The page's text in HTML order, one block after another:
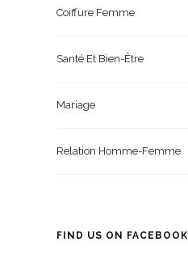
Coiffure Femme
Santé Et Bien-Être
Mariage
Relation Homme-Femme
FIND US ON FACEBOOK